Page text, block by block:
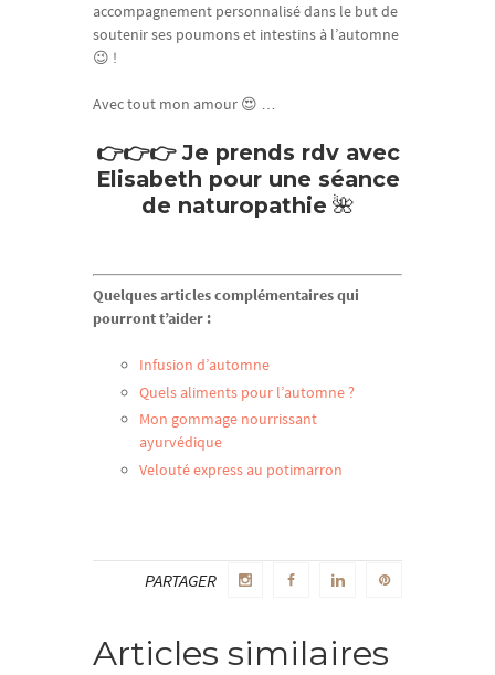
accompagnement personnalisé dans le but de
soutenir ses poumons et intestins à l’automne
😉 !
Avec tout mon amour 😍 …
👉👉👉 Je prends rdv avec
Elisabeth pour une séance
de naturopathie 🌺
Quelques articles complémentaires qui
pourront t’aider :
Infusion d’automne
Quels aliments pour l’automne ?
Mon gommage nourrissant
ayurvédique
Velouté express au potimarron
PARTAGER
Articles similaires